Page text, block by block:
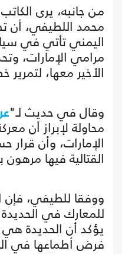
من جانبه، يرى
محمد اللطيفي، أن
اليمني تأتي في
مرامي الإمارات،
الأخير معها،
وقال في حديث لـ"
محاولة لإبراز أن
الإمارات، وأن
القتالية فيها
ووفقا للطيفي،
للمعارك في
يؤكد أن الحديدة
فرض أطماعها في